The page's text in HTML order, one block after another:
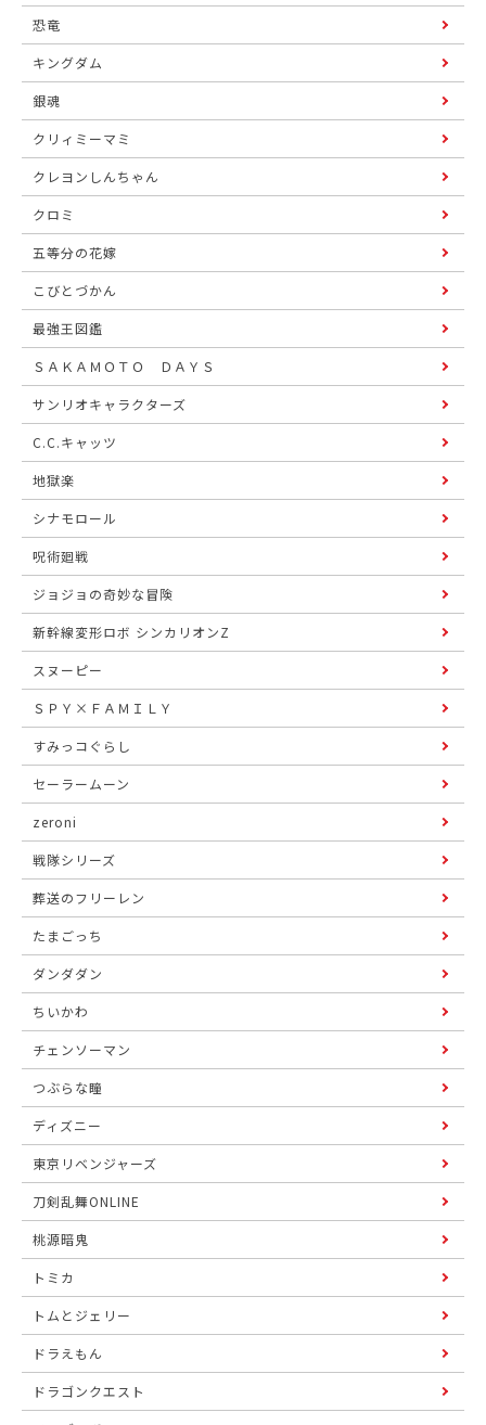
恐竜
キングダム
銀魂
クリィミーマミ
クレヨンしんちゃん
クロミ
五等分の花嫁
こびとづかん
最強王図鑑
ＳＡＫＡＭＯＴＯ ＤＡＹＳ
サンリオキャラクターズ
C.C.キャッツ
地獄楽
シナモロール
呪術廻戦
ジョジョの奇妙な冒険
新幹線変形ロボ シンカリオンZ
スヌーピー
ＳＰＹ×ＦＡＭＩＬＹ
すみっコぐらし
セーラームーン
zeroni
戦隊シリーズ
葬送のフリーレン
たまごっち
ダンダダン
ちいかわ
チェンソーマン
つぶらな瞳
ディズニー
東京リベンジャーズ
刀剣乱舞ONLINE
桃源暗鬼
トミカ
トムとジェリー
ドラえもん
ドラゴンクエスト